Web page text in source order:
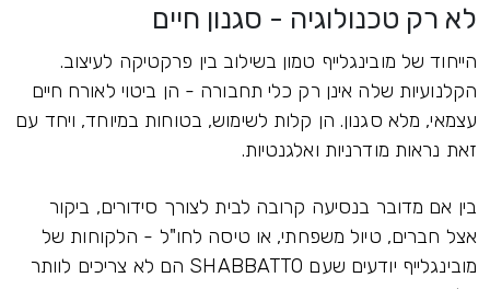
לא רק טכנולוגיה - סגנון חיים
הייחוד של מובינגלייף טמון בשילוב בין פרקטיקה לעיצוב.
הקלנועיות שלה אינן רק כלי תחבורה - הן ביטוי לאורח חיים
עצמאי, מלא סגנון. הן קלות לשימוש, בטוחות במיוחד, ויחד עם
זאת נראות מודרניות ואלגנטיות.
בין אם מדובר בנסיעה קרובה לבית לצורך סידורים, ביקור
אצל חברים, טיול משפחתי, או טיסה לחו"ל - הלקוחות של
מובינגלייף יודעים שעם SHABBATTO הם לא צריכים לוותר